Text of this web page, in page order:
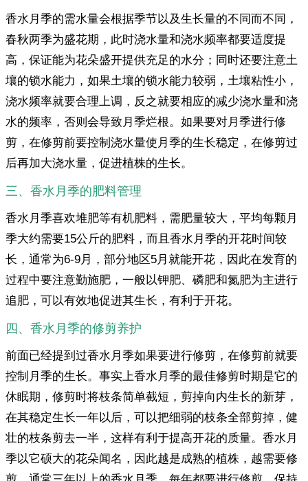
香水月季的需水量会根据季节以及生长量的不同而不同，
春秋两季为盛花期，此时浇水量和浇水频率都要适度提
高，保证能为花朵盛开提供充足的水分；同时还要注意土
壤的锁水能力，如果土壤的锁水能力较弱，土壤粘性小，
浇水频率就要合理上调，反之就要相应的减少浇水量和浇
水的频率，否则会导致月季烂根。如果要对月季进行修
剪，在修剪前要控制浇水量使月季的生长稳定，在修剪过
后再加大浇水量，促进植株的生长。
三、香水月季的肥料管理
香水月季喜欢堆肥等有机肥料，需肥量较大，平均每颗月
季大约需要15公斤的肥料，而且香水月季的开花时间较
长，通常为6-9月，部分地区5月就能开花，因此在发育的
过程中要注意勤施肥，一般以钾肥、磷肥和氮肥为主进行
追肥，可以有效地促进其生长，有利于开花。
四、香水月季的修剪养护
前面已经提到过香水月季如果要进行修剪，在修剪前就要
控制月季的生长。事实上香水月季的最佳修剪时期是它的
休眠期，修剪时将枝条简单截短，剪掉向内生长的新芽，
在其稳定生长一年以后，可以把细弱的枝条全部剪掉，健
壮的枝条剪去一半，这样有利于提高开花的质量。香水月
季以它硕大的花朵闻名，因此越是成熟的植株，越需要修